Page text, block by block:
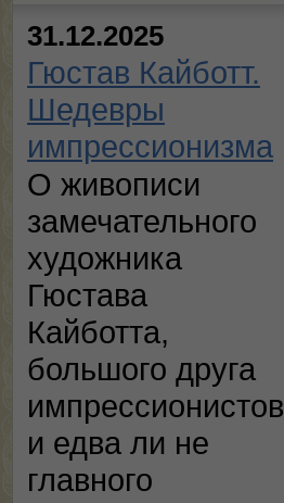
31.12.2025
Гюстав Кайботт.
Шедевры
импрессионизма
О живописи
замечательного
художника
Гюстава
Кайботта,
большого друга
импрессионистов
и едва ли не
главного